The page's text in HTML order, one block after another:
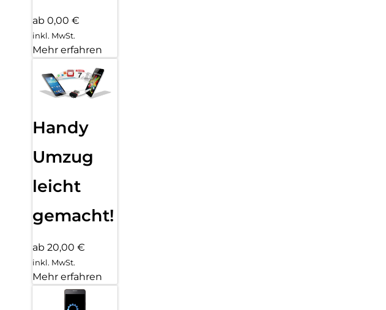
ab 0,00 €
inkl. MwSt.
Mehr erfahren
Handy
Umzug
leicht
gemacht!
ab 20,00 €
inkl. MwSt.
Mehr erfahren